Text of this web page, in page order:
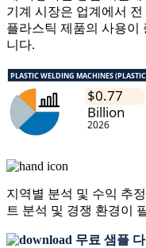
기계 시장은 업계에서
플라스틱 제품의 사용이
니다.
지역별 분석 및 수익 추
트 분석 및 경쟁 환경이
무료 샘플